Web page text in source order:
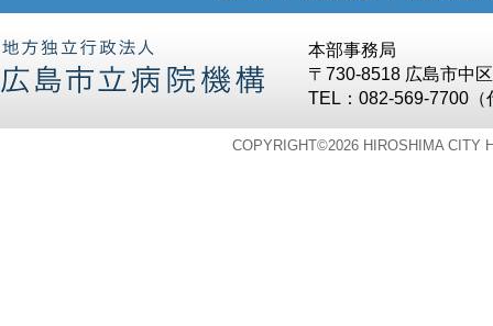
本部事務局
〒730-8518 広島市中
TEL：082-569-7700
COPYRIGHT©2026 HIROSHIMA CITY